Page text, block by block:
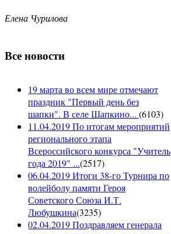
Елена Чурилова
Все новости
19 марта во всем мире отмечают
праздник "Первый день без
шапки". В селе Шапкино... (6103)
11.04.2019 По итогам мероприятий
регионального этапа
Всероссийского конкурса "Учитель
года 2019" ...(2517)
06.04.2019 Итоги 38-го Турнира по
волейболу памяти Героя
Советского Союза И.Т.
Любушкина(3235)
02.04.2019 Поздравляем генерала